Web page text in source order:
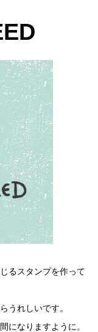
るスタンプを作って
うれしいです。
になりますように。